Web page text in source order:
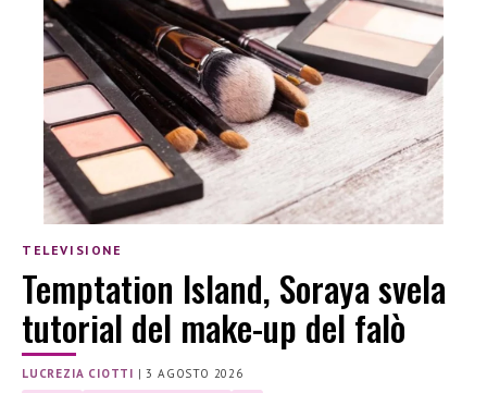
TELEVISIONE
Temptation Island, Soraya svela
tutorial del make-up del falò
LUCREZIA CIOTTI |3 AGOSTO 2026